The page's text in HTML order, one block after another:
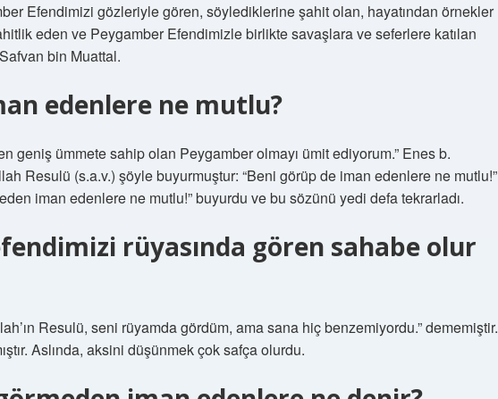
Efendimizi gözleriyle gören, söylediklerine şahit olan, hayatından örnekler
eden ve Peygamber Efendimizle birlikte savaşlara ve seferlere katılan
bin Muattal.
edenlere ne mutlu?
geniş ümmete sahip olan Peygamber olmayı ümit ediyorum.” Enes b.
Resulü (s.a.v.) şöyle buyurmuştur: “Beni görüp de iman edenlere ne mutlu!”
iman edenlere ne mutlu!” buyurdu ve bu sözünü yedi defa tekrarladı.
rüyasında gören sahabe olur
Resulü, seni rüyamda gördüm, ama sana hiç benzemiyordu.” dememiştir.
Aslında, aksini düşünmek çok safça olurdu.